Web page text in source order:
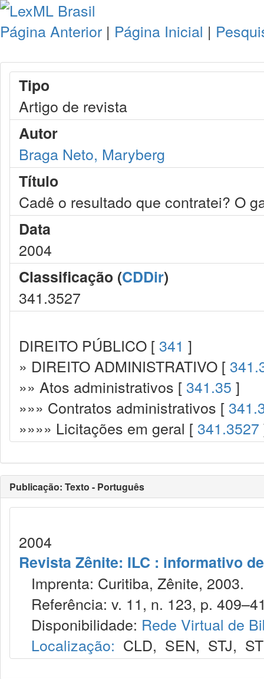
Página Anterior | Página Inicial |
Tipo
Artigo de revista
Autor
Braga Neto, Maryberg
Título
Cadê o resultado que contratei? O
Data
2004
Classificação (CDDir)
341.3527
DIREITO PÚBLICO [ 341 ]
» DIREITO ADMINISTRATIVO [
»» Atos administrativos [ 341.35 ]
»»» Contratos administrativos [
»»»» Licitações em geral [ 341.3527
Publicação: Texto - Português
2004
Revista Zênite: ILC : informativo
Imprenta: Curitiba, Zênite, 2003.
Referência: v. 11, n. 123, p.
Disponibilidade: Rede Virtual de
Localização: CLD, SEN, STJ,